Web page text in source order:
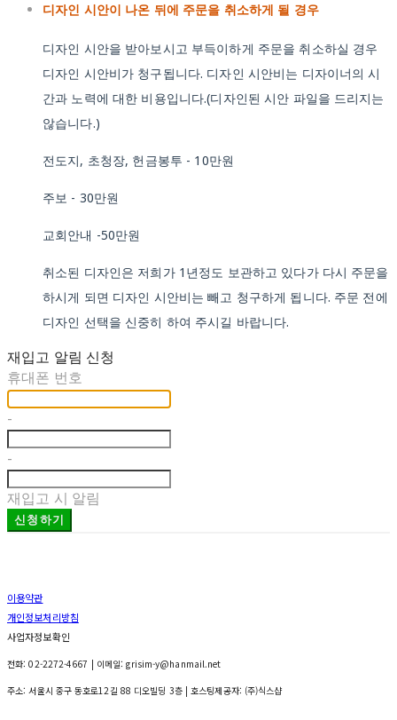
디자인 시안이 나온 뒤에 주문을 취소하게 될 경우
디자인 시안을 받아보시고 부득이하게 주문을 취소하실 경우
디자인 시안비가 청구됩니다. 디자인 시안비는 디자이너의 시
간과 노력에 대한 비용입니다.(디자인된 시안 파일을 드리지는
않습니다.)
전도지, 초청장, 헌금봉투 - 10만원
주보 - 30만원
교회안내 -50만원
취소된 디자인은 저희가 1년정도 보관하고 있다가 다시 주문을
하시게 되면 디자인 시안비는 빼고 청구하게 됩니다. 주문 전에
디자인 선택을 신중히 하여 주시길 바랍니다.
재입고 알림 신청
휴대폰 번호
-
-
재입고 시 알림
신청하기
이용약관
개인정보처리방침
사업자정보확인
전화: 02-2272-4667 | 이메일: grisim-y@hanmail.net
주소: 서울시 중구 동호로12길 88 디오빌딩 3층| 호스팅제공자: (주)식스샵